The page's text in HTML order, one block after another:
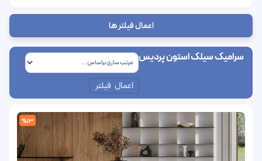
اعمال فیلتر ها
سرامیک سیلک استون پردیس
اعمال فیلتر
%13